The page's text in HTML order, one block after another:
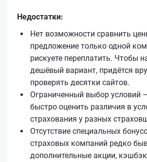
Недостатки:
Нет возможности сравнить
предложение только одной
рискуете переплатить. Чтобы
дешёвый вариант, придётся
проверять десятки сайтов.
Ограниченный выбор условий
быстро оценить различия в
страхования у разных
Отсутствие специальных
страховых компаний редко
дополнительные акции,